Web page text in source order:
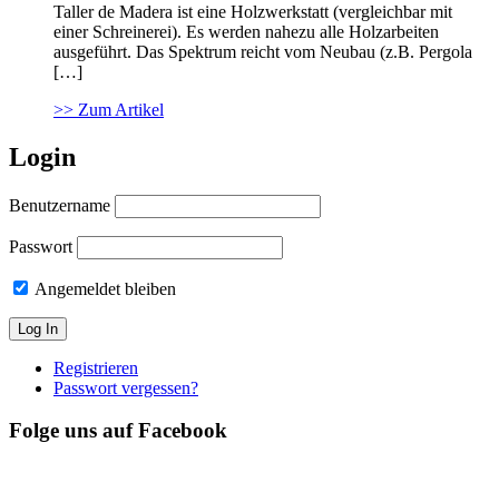
Taller de Madera ist eine Holzwerkstatt (vergleichbar mit
einer Schreinerei). Es werden nahezu alle Holzarbeiten
ausgeführt. Das Spektrum reicht vom Neubau (z.B. Pergola
[…]
>> Zum Artikel
Login
Benutzername
Passwort
Angemeldet bleiben
Registrieren
Passwort vergessen?
Folge uns auf Facebook